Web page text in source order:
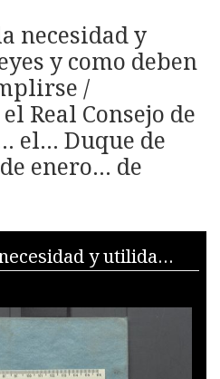
necesidad y
y como deben
/
Real Consejo de
el... Duque de
enero... de
Discurso sobre la necesidad y utilidad de las leyes y como deben respetarse y cumplirse